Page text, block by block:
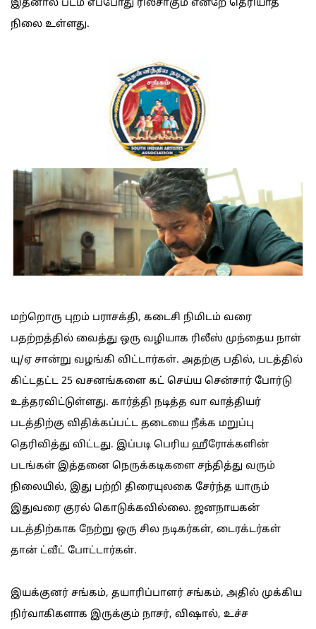
இதனால் படம் எப்போது ரிலீசாகும் என்றே தெரியாத
நிலை உள்ளது.
மற்றொரு புறம் பராசக்தி, கடைசி நிமிடம் வரை
பதற்றத்தில் வைத்து ஒரு வழியாக ரிலீஸ் முந்தைய நாள்
யு/ஏ சான்று வழங்கி விட்டார்கள். அதற்கு பதில், படத்தில்
கிட்டதட்ட 25 வசனங்களை கட் செய்ய சென்சார் போர்டு
உத்தரவிட்டுள்ளது. கார்த்தி நடித்த வா வாத்தியர்
படத்திற்கு விதிக்கப்பட்ட தடையை நீக்க மறுப்பு
தெரிவித்து விட்டது. இப்படி பெரிய ஹீரோக்களின்
படங்கள் இத்தனை நெருக்கடிகளை சந்தித்து வரும்
நிலையில், இது பற்றி திரையுலகை சேர்ந்த யாரும்
இதுவரை குரல் கொடுக்கவில்லை. ஜனநாயகன்
படத்திற்காக நேற்று ஒரு சில நடிகர்கள், டைரக்டர்கள்
தான் ட்வீட் போட்டார்கள்.
இயக்குனர் சங்கம், தயாரிப்பாளர் சங்கம், அதில் முக்கிய
நிர்வாகிகளாக இருக்கும் நாசர், விஷால், உச்ச